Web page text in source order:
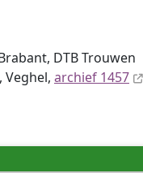
DTB Trouwen
Veghel, archief 1457